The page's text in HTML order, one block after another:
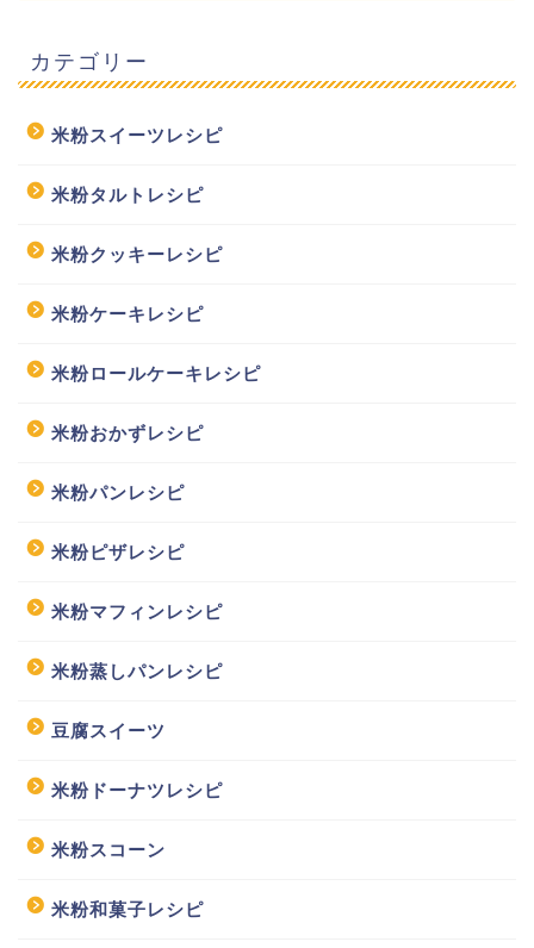
カテゴリー
米粉スイーツレシピ
米粉タルトレシピ
米粉クッキーレシピ
米粉ケーキレシピ
米粉ロールケーキレシピ
米粉おかずレシピ
米粉パンレシピ
米粉ピザレシピ
米粉マフィンレシピ
米粉蒸しパンレシピ
豆腐スイーツ
米粉ドーナツレシピ
米粉スコーン
米粉和菓子レシピ